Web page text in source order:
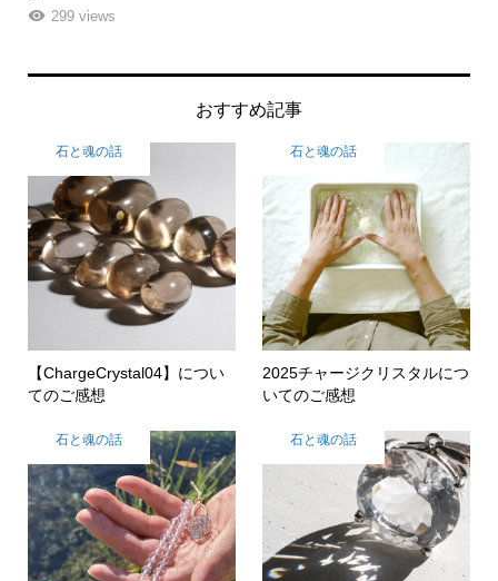
261 views
おすすめ記事
石と魂の話
【ChargeCrystal04】につい
てのご感想
石と魂の話
2025チャージクリスタルにつ
いてのご感想
石と魂の話 石と魂の話